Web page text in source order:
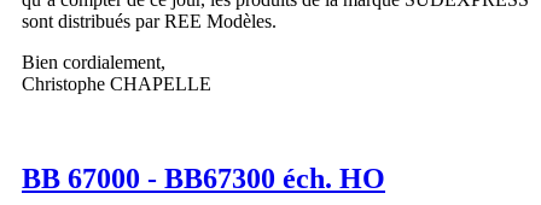
sont distribués par REE Modèles.
Bien cordialement,
Christophe CHAPELLE
BB 67000 - BB67300 éch. HO